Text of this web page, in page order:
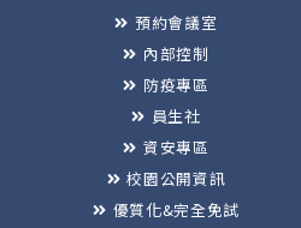
預約會議室
內部控制
防疫專區
員生社
資安專區
校園公開資訊
優質化&完全免試